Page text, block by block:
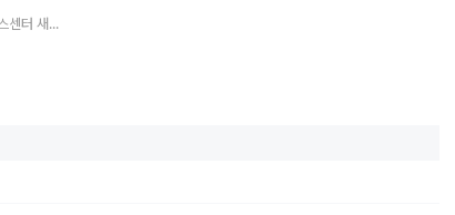
도이치 모터스, BMW·MINI 성동 패스트레인 서비스센터 새롭게 오픈